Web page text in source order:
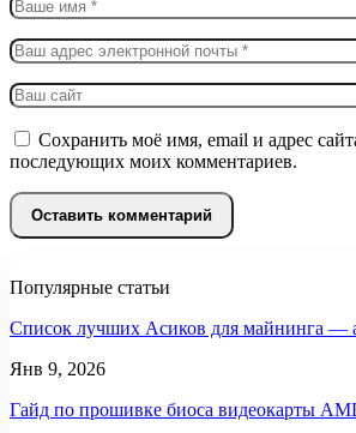
Сохранить моё имя, email и адрес
последующих моих комментариев.
Популярные статьи
Список лучших Асиков для майнинга —
Янв 9, 2026
Гайд по прошивке биоса видеокарты